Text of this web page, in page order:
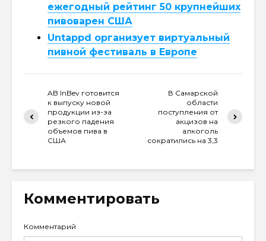
ежегодный рейтинг 50 крупнейших
пивоварен США
Untappd организует виртуальный
пивной фестиваль в Европе
AB InBev готовится
к выпуску новой
продукции из-за
резкого падения
объемов пива в
США
В Самарской
области
поступления от
акцизов на
алкоголь
сократились на 3,3
Комментировать
Комментарий